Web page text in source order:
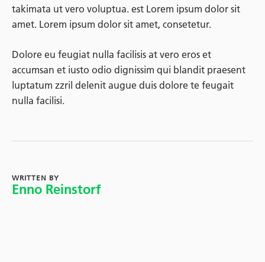
takimata ut vero voluptua. est Lorem ipsum dolor sit
amet. Lorem ipsum dolor sit amet, consetetur.
Dolore eu feugiat nulla facilisis at vero eros et
accumsan et iusto odio dignissim qui blandit praesent
luptatum zzril delenit augue duis dolore te feugait
nulla facilisi.
WRITTEN BY
Enno Reinstorf